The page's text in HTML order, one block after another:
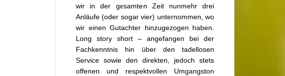
wir in der gesamten Zeit nunmehr drei
Anläufe (oder sogar vier) unternommen, wo
wir einen Gutachter hinzugezogen haben.
Long story short – angefangen bei der
Fachkenntnis hin über den tadellosen
Service sowie den direkten, jedoch stets
offenen und respektvollen Umgangston